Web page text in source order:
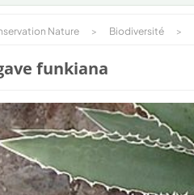
Nature > Biodiversité >
funkiana